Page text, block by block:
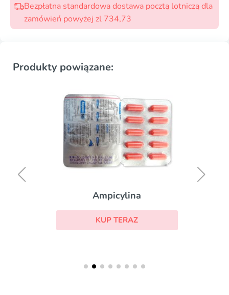
Bezpłatna standardowa dostawa pocztą lotniczą dla
zamówień powyżej zl 734,73
Produkty powiązane:
Ampicylina
KUP TERAZ